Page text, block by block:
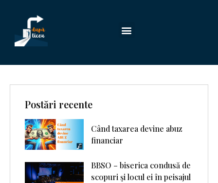
Postări recente
Când taxarea devine abuz
financiar
BBSO – biserica condusă de
scopuri şi locul ei în peisajul